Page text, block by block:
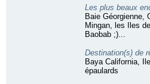
Les plus beaux
Baie Géorgienne,
Mingan, les Iles
Baobab ;)...
Destination(s) de
Baya California,
épaulards